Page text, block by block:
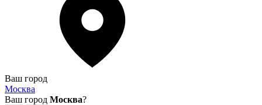
Ваш город
Москва
Ваш город Москва?